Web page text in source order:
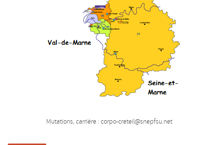
Mutations, carrière : corpo-creteil@snepfsu.net